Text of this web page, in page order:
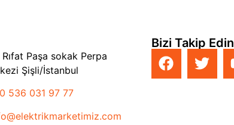
Paşa sokak Perpa
Şişli/İstanbul
536 031 97 77
Bizi Takip Edin